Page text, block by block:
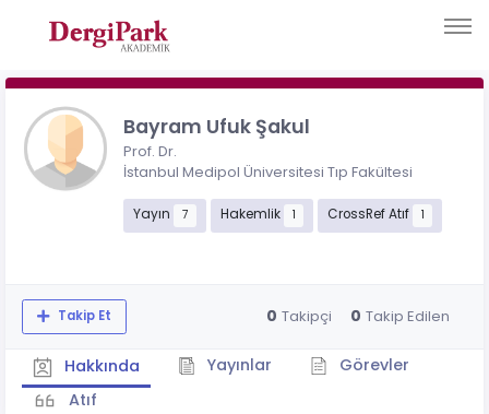
Bayram Ufuk Şakul
Prof. Dr.
İstanbul Medipol Üniversitesi Tıp Fakültesi
Yayın 7 Hakemlik 1 CrossRef Atıf 1
Takip Et 0 Takipçi 0 Takip Edilen
Hakkında Yayınlar
Görevler
Atıf